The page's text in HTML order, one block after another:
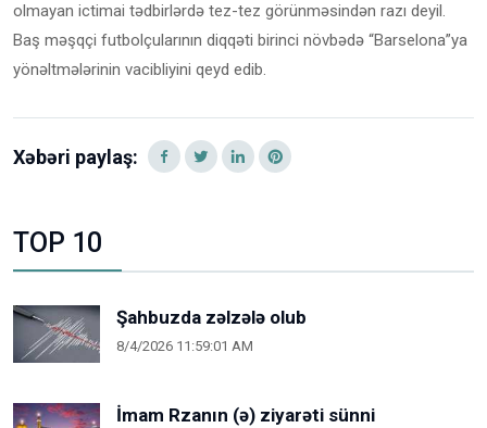
olmayan ictimai tədbirlərdə tez-tez görünməsindən razı deyil.
Baş məşqçi futbolçularının diqqəti birinci növbədə “Barselona”ya
yönəltmələrinin vacibliyini qeyd edib.
Xəbəri paylaş:
TOP 10
Şahbuzda zəlzələ olub
8/4/2026 11:59:01 AM
İmam Rzanın (ə) ziyarəti sünni